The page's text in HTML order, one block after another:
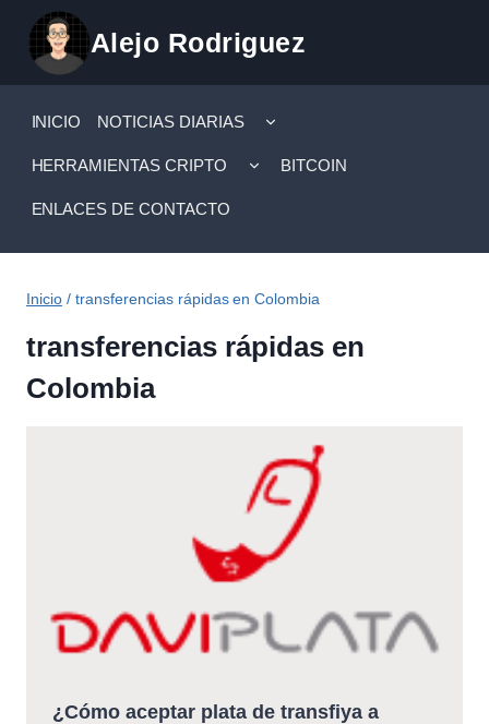
contenido
Alejo Rodriguez
INICIO NOTICIAS DIARIAS
ALTERNAR
HERRAMIENTAS CRIPTO
ALTERNAR
MENÚ
BITCOIN
ENLACES DE CONTACTO
Inicio / transferencias rápidas en Colombia
transferencias rápidas en
Colombia
¿Cómo aceptar plata de transfiya a